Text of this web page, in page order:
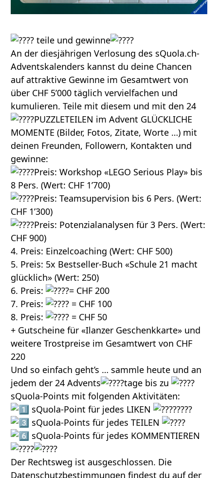
teile und gewinne
An der diesjährigen Verlosung des sQuola.ch-
Adventskalenders kannst du deine Chancen
auf attraktive Gewinne im Gesamtwert von
über CHF 5’000 täglich vervielfachen und
kumulieren. Teile mit diesem und mit den 24
PUZZLETEILEN im Advent GLÜCKLICHE
MOMENTE (Bilder, Fotos, Zitate, Worte …) mit
deinen Freunden, Followern, Kontakten und
gewinne:
Preis: Workshop «LEGO Serious Play» bis
8 Pers. (Wert: CHF 1’700)
Preis: Teamsupervision bis 6 Pers. (Wert:
CHF 1’300)
Preis: Potenzialanalysen für 3 Pers. (Wert:
CHF 900)
4. Preis: Einzelcoaching (Wert: CHF 500)
5. Preis: 5x Bestseller-Buch «Schule 21 macht
glücklich» (Wert: 250)
6. Preis:
= CHF 200
7. Preis:
= CHF 100
8. Preis:
= CHF 50
+ Gutscheine für «Ilanzer Geschenkkarte» und
weitere Trostpreise im Gesamtwert von CHF
220
Und so einfach geht’s … sammle heute und an
jedem der 24 Advents
tage bis zu
sQuola-Points mit folgenden Aktivitäten:
sQuola-Point für jedes LIKEN
sQuola-Points für jedes TEILEN
sQuola-Points für jedes KOMMENTIEREN
Der Rechtsweg ist ausgeschlossen. Die
Datenschutzbestimmungen findest du auf der